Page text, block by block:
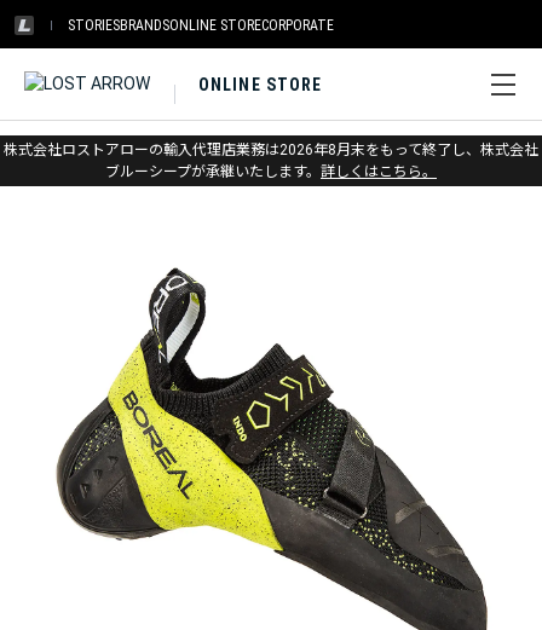
STORIESBRANDSONLINE STORECORPORATE
ONLINE STORE
株式会社ロストアローの輸入代理店業務は2026年8月末をもって終了し、株式会社
ブルーシープが承継いたします。 詳しくはこちら。
ホーム > ボリエール > クライミングシューズ